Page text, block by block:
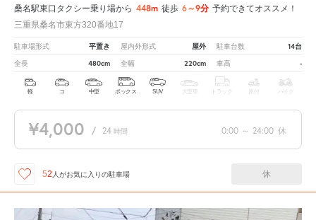
桑名駅東口タクシー乗り場から 448m 徒歩 6～9分 予約できてオススメ！
三重県桑名市東方320番地17
駐車場形式 平置き 屋内外形式 屋外 駐車台数 14台
全長 480cm 全幅 220cm 車高 -
軽 コ 中型 ボックス SUV 大型車 トラック 原付 バイク
¥4,000 / 24 時間 0:00 ～ 24:00 休
52 人がお気に入りの駐車場 休